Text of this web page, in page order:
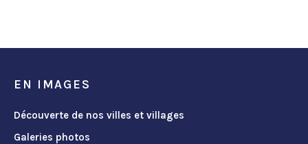
EN IMAGES
Découverte de nos villes et villages
Galeries photos